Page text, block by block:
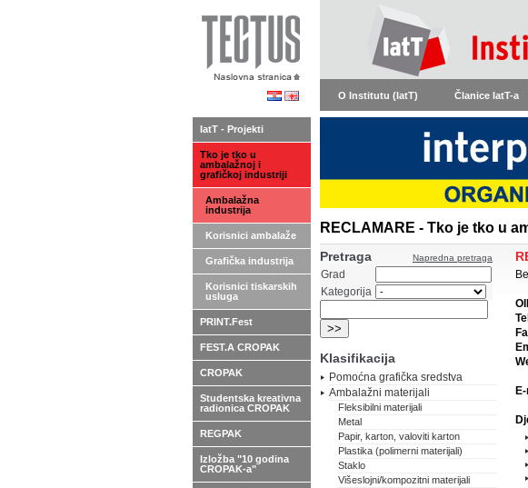
O Institutu (IatT) Članice IatT-a
RECLAMARE - Tko je tko u
Napredna pretraga
Pretraga
Grad
Kategorija
Klasifikacija
Pomoćna grafička sredstva
Ambalažni materijali
Fleksibilni materijali
Metal
Papir, karton, valoviti karton
Plastika (polimerni materijali)
Staklo
Višeslojni/kompozitni materijali
Tel
IatT - Projekti
Tko je tko u
ambalažnoj i
grafičkoj industriji
Ambalažna
industrija
Korisnici ambalaže
Grafička industrija
Korisnici tiskarskih
usluga
PRINT.Fest
FEST.A CROPAK
CROPAK
Studentska kreativna
radionica CROPAK
REGPAK
Izložba "10 godina
CROPAK-a"